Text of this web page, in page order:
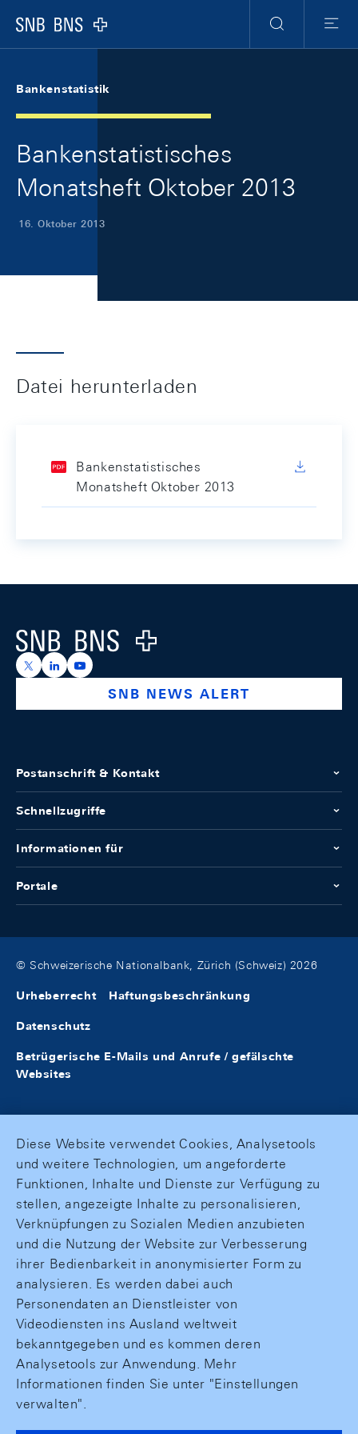
Logo
Suche
Menu
Bankenstatistik
Bankenstatistisches
Monatsheft Oktober 2013
16. Oktober 2013
Datei herunterladen
Bankenstatistisches
Monatsheft Oktober 2013
Logo
https://x.com/snb_bns
https://ch.linkedin.com/company/swiss-national-
https://www.youtube.com/@swissnationalbank
SNB NEWS ALERT
Postanschrift & Kontakt
Schnellzugriffe
Informationen für
Portale
© Schweizerische Nationalbank, Zürich (Schweiz) 2026
Urheberrecht Haftungsbeschränkung
Datenschutz
Betrügerische E-Mails und Anrufe / gefälschte
Websites
Diese Website verwendet Cookies, Analysetools
und weitere Technologien, um angeforderte
Funktionen, Inhalte und Dienste zur Verfügung zu
stellen, angezeigte Inhalte zu personalisieren,
Verknüpfungen zu Sozialen Medien anzubieten
und die Nutzung der Website zur Verbesserung
ihrer Bedienbarkeit in anonymisierter Form zu
analysieren. Es werden dabei auch
Personendaten an Dienstleister von
Videodiensten ins Ausland weltweit
bekanntgegeben und es kommen deren
Analysetools zur Anwendung. Mehr
Informationen finden Sie unter "Einstellungen
verwalten".